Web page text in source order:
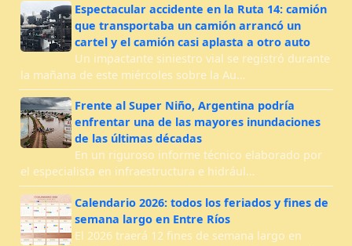
Espectacular accidente en la Ruta 14: camión
que transportaba un camión arrancó un
cartel y el camión casi aplasta a otro auto
Un impactante siniestro vial se registró durante
la mañana de este miércoles sobre la Au…
Frente al Super Niño, Argentina podría
enfrentar una de las mayores inundaciones
de las últimas décadas
En un riguroso informe técnico elaborado por
el especialista en infraestructura e hidrául…
Calendario 2026: todos los feriados y fines de
semana largo en Entre Ríos
El 2026 traerá 12 fines de semana largo en